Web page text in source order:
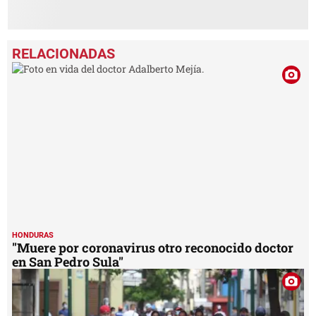
HONDURAS
"Muere por coronavirus otro reconocido doctor
en San Pedro Sula"